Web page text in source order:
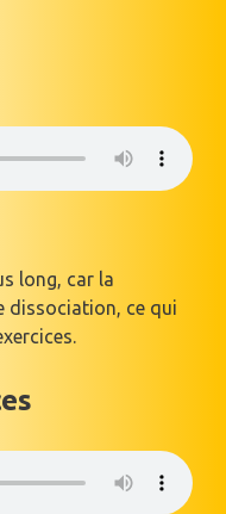
long, car la
dissociation, ce qui